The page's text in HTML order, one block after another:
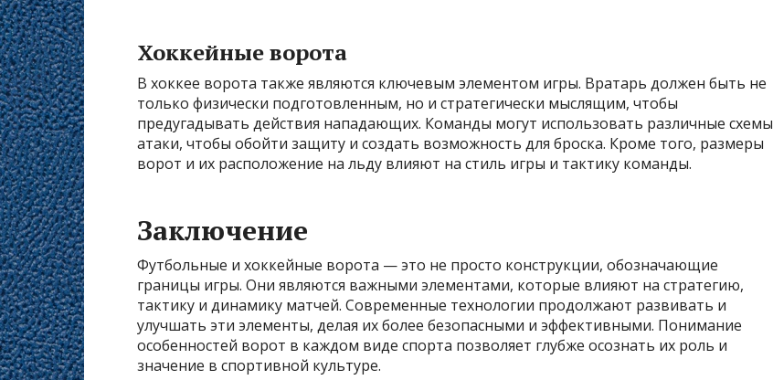
Хоккейные ворота
В хоккее ворота также являются ключевым элементом игры. Вратарь должен быть не
только физически подготовленным, но и стратегически мыслящим, чтобы
предугадывать действия нападающих. Команды могут использовать различные схемы
атаки, чтобы обойти защиту и создать возможность для броска. Кроме того, размеры
ворот и их расположение на льду влияют на стиль игры и тактику команды.
Заключение
Футбольные и хоккейные ворота — это не просто конструкции, обозначающие
границы игры. Они являются важными элементами, которые влияют на стратегию,
тактику и динамику матчей. Современные технологии продолжают развивать и
улучшать эти элементы, делая их более безопасными и эффективными. Понимание
особенностей ворот в каждом виде спорта позволяет глубже осознать их роль и
значение в спортивной культуре.